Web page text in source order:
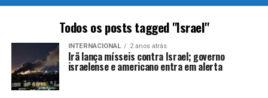
Todos os posts tagged "Israel"
INTERNACIONAL 2 anos atrás
Irã lança mísseis contra Israel; governo
israelense e americano entra em alerta